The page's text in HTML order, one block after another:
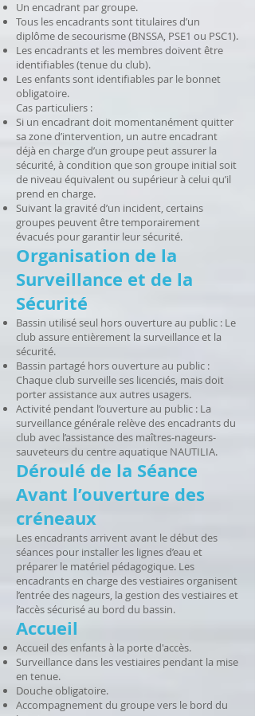
Un encadrant par groupe.
Tous les encadrants sont titulaires d’un
diplôme de secourisme (BNSSA, PSE1 ou PSC1).
Les encadrants et les membres doivent être
identifiables (tenue du club).
Les enfants sont identifiables par le bonnet
obligatoire.
Cas particuliers :
Si un encadrant doit momentanément quitter
sa zone d’intervention, un autre encadrant
déjà en charge d’un groupe peut assurer la
sécurité, à condition que son groupe initial soit
de niveau équivalent ou supérieur à celui qu’il
prend en charge.
Suivant la gravité d’un incident, certains
groupes peuvent être temporairement
évacués pour garantir leur sécurité.
Organisation de la
Surveillance et de la
Sécurité
Bassin utilisé seul hors ouverture au public : Le
club assure entièrement la surveillance et la
sécurité.
Bassin partagé hors ouverture au public :
Chaque club surveille ses licenciés, mais doit
porter assistance aux autres usagers.
Activité pendant l’ouverture au public : La
surveillance générale relève des encadrants du
club avec l’assistance des maîtres-nageurs-
sauveteurs du centre aquatique NAUTILIA.
Déroulé de la Séance
Avant l’ouverture des
créneaux
Les encadrants arrivent avant le début des
séances pour installer les lignes d’eau et
préparer le matériel pédagogique. Les
encadrants en charge des vestiaires organisent
l’entrée des nageurs, la gestion des vestiaires et
l’accès sécurisé au bord du bassin.
Accueil
Accueil des enfants à la porte d'accès.
Surveillance dans les vestiaires pendant la mise
en tenue.
Douche obligatoire.
Accompagnement du groupe vers le bord du